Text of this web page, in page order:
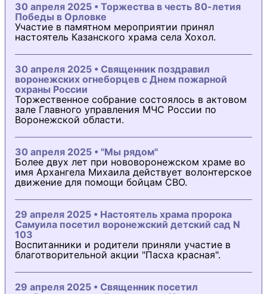
30 апреля 2025 • Торжества в честь 80-летия
Победы в Орловке
Участие в памятном мероприятии принял
настоятель Казанского храма села Хохол.
30 апреля 2025 • Священник поздравил
воронежских огнеборцев с Днем пожарной
охраны России
Торжественное собрание состоялось в актовом
зале Главного управления МЧС России по
Воронежской области.
30 апреля 2025 • "Мы рядом"
Более двух лет при нововоронежском храме во
имя Архангела Михаила действует волонтерское
движение для помощи бойцам СВО.
29 апреля 2025 • Настоятель храма пророка
Самуила посетил воронежский детский сад N
103
Воспитанники и родители приняли участие в
благотворительной акции "Пасха красная".
29 апреля 2025 • Священник посетил